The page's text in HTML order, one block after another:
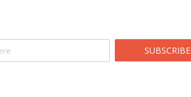
SUBSCRIBE